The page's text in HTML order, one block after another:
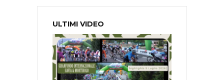
ULTIMI VIDEO